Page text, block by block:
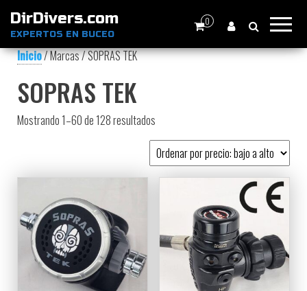
DirDivers.com
EXPERTOS EN BUCEO
0
Inicio/ Marcas / SOPRAS TEK
SOPRAS TEK
Mostrando 1–60 de 128 resultados